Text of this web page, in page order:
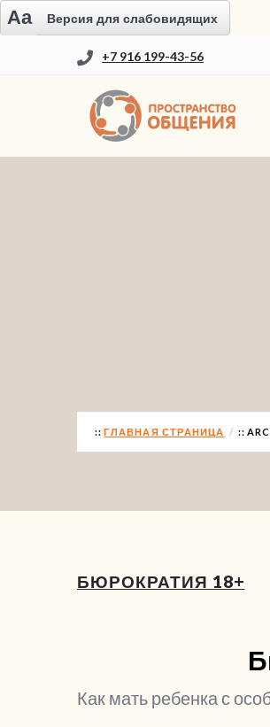
Aa Версия для слабовидящих
+7 916 199-43-56
ГЛАВНАЯ СТРАНИЦА
БЮРОКРАТИЯ 18+
Как мать ребенка с